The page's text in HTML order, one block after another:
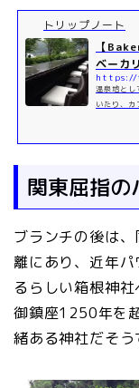
トリップノート
【
ベーカ
温泉地とし
いたり、
関東屈指の
ブランチの後は
離にあり、近年
るらしい箱根神社
御鎮座1250年を
緒ある神社だそう